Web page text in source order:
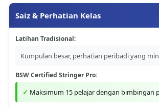
Saiz & Perhatian Kelas
Latihan Tradisional:
Kumpulan besar, perhatian peribadi yang
BSW Certified Stringer Pro:
Maksimum 15 pelajar dengan bimbingan